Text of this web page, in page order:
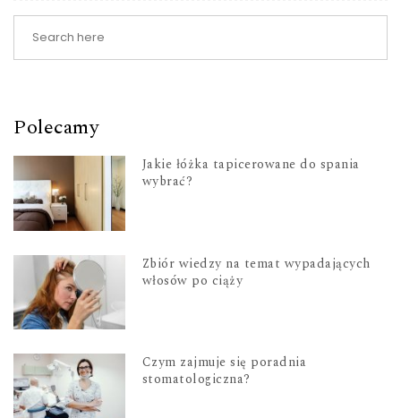
Polecamy
Jakie łóżka tapicerowane do spania
wybrać?
Zbiór wiedzy na temat wypadających
włosów po ciąży
Czym zajmuje się poradnia
stomatologiczna?